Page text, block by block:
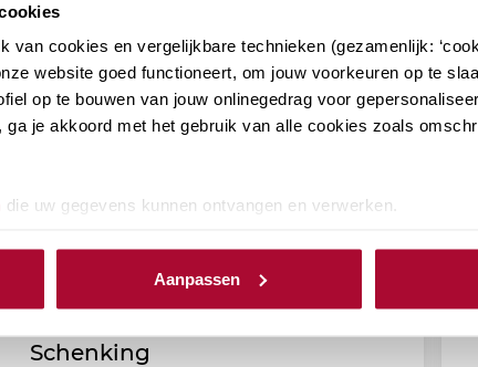
van cookies en vergelijkbare technieken (gezamenlijk:
website goed functioneert, om jouw voorkeuren op te
op te bouwen van jouw onlinegedrag voor
ga je akkoord met het gebruik van alle cookies zoals
die uw gegevens kunnen ontvangen en verwerken.
Aanpassen
RB Podcast (afl. 172): Notaris
Schenking